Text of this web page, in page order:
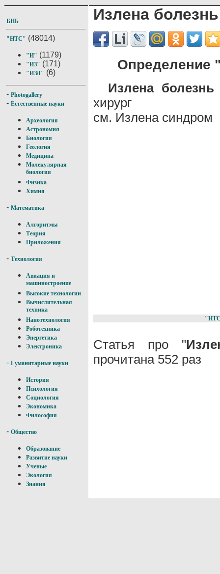
БНБ
"НТС" (48014)
"И" (1179)
"ИЗ" (171)
"ИЗЛ" (6)
- Photogallery
- Естественные науки
Археология
Астрономия
Биология
Геология
Медицина
Молекулярная
биология
Физика
Химия
- Математика
Алгоритмы
Теория
Приложения
- Технология
Авиация и
машиностроение
Высокие технологии
Вычислительная
техника
Нанотехнология
Роботехника
Энергетика
Электроника
- Гуманитарные науки
История
Психология
Социология
Экономика
Философия
- Общество
Образование
Развитие науки
Ученые
Экология
Знания
Излена болезнь
Определение
Излена болезнь
хирург
см. Излена синдром
Статья про "
прочитана 552 раз